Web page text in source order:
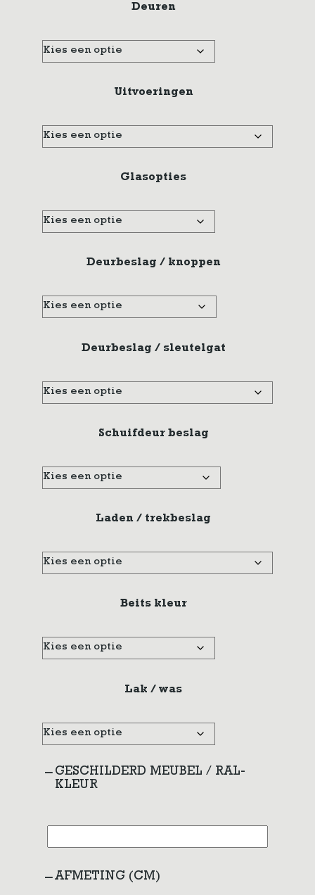
Deuren
Uitvoeringen
Glasopties
Deurbeslag / knoppen
Deurbeslag / sleutelgat
Schuifdeur beslag
Laden / trekbeslag
Beits kleur
Lak / was
GESCHILDERD MEUBEL / RAL-
KLEUR
AFMETING (CM)